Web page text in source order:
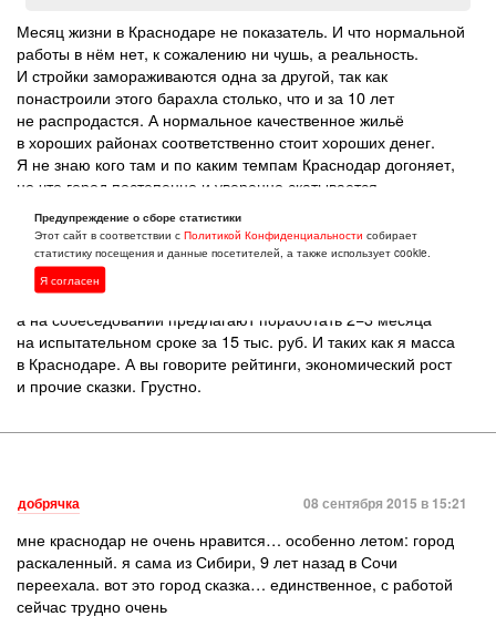
Месяц жизни в Краснодаре не показатель. И что нормальной
работы в нём нет, к сожалению ни чушь, а реальность.
И стройки замораживаются одна за другой, так как
понастроили этого барахла столько, что и за 10 лет
не распродастся. А нормальное качественное жильё
в хороших районах соответственно стоит хороших денег.
Я не знаю кого там и по каким темпам Краснодар догоняет,
но что город постепенно и уверенно скатывается
что бы это осознавать. Я имею высшее энергетическое
образование, стаж более 20 лет и не могу устроиться
на работу, потому что мне больше 40 лет. Старый, не берут.
А туда куда берут — сначала обещают зп 20 тыс.,
а на собеседовании предлагают поработать 2−3 месяца
на испытательном сроке за 15 тыс. руб. И таких как я масса
в Краснодаре. А вы говорите рейтинги, экономический рост
и прочие сказки. Грустно.
добрячка 08 сентября 2015 в 15:21
мне краснодар не очень нравится… особенно летом: город
раскаленный. я сама из Сибири, 9 лет назад в Сочи
переехала. вот это город сказка… единственное, с работой
сейчас трудно очень
Предупреждение о сборе статистики
Этот сайт в соответствии сПолитикой Конфиденциальности собирает
статистику посещения и данные посетителей, а также использует cookie.
Я согласен